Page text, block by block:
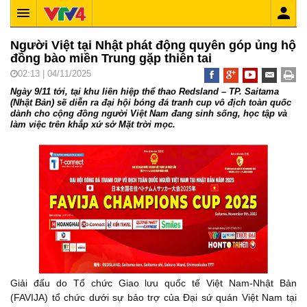
Người Việt tại Nhật phát động quyên góp ủng hộ
đồng bào miền Trung gặp thiên tai
02:13 | 04/11/2025
Ngày 9/11 tới, tại khu liên hiệp thể thao Redsland – TP. Saitama
(Nhật Bản) sẽ diễn ra đại hội bóng đá tranh cup vô địch toàn quốc
dành cho cộng đồng người Việt Nam đang sinh sống, học tập và
làm việc trên khắp xứ sở Mặt trời mọc.
Giải đấu do Tổ chức Giao lưu quốc tế Việt Nam-Nhật Bản
(FAVIJA) tổ chức dưới sự bảo trợ của Đại sứ quán Việt Nam tại